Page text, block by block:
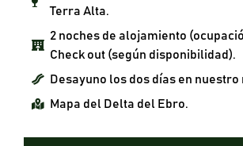
Terra Alta.
2 noches de alojamiento
Check out (según disponibilidad).
Desayuno los dos días en
Mapa del Delta del Ebro.